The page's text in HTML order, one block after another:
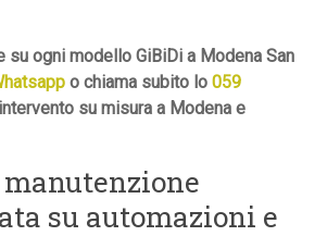
ogni modello GiBiDi a Modena San
o chiama subito lo059
su misura a Modena e
su automazioni e